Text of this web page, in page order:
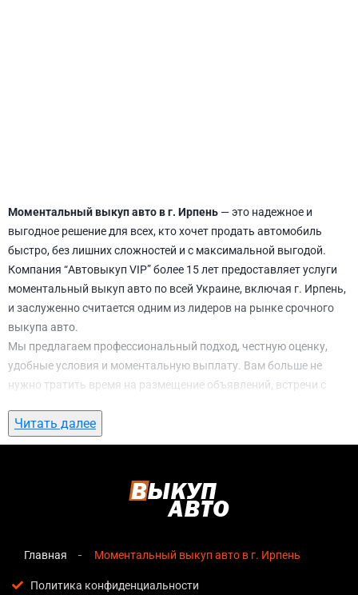
Моментальный выкуп авто в г. Ирпень — это надежное и
выгодное решение для всех, кто хочет продать автомобиль
быстро, без лишних сложностей и с максимальной выгодой.
Компания “Автовыкуп VIP” более 15 лет предоставляет услуги
моментальный выкуп авто по всей Украине, включая г. Ирпень,
и заслуженно считается одним из лидеров на рынке срочного
выкупа авто.
Мы предлагаем профессиональный подход, честную оценку,
удобные условия и моментальную выплату. Вам больше не
нужно тратить время на размещение объявлений, встречи с
ожидание. С нами вы можете
Ирпеньвсего за 1 день.
моментальный выкуп авто в г. Ирпень
озвучивается сразу после обращения, без скрытых
Прозрачные условия— все этапы сделки полностью
Читать далее
Главная Моментальный выкуп авто в г. Ирпень
Политика конфиденциальности